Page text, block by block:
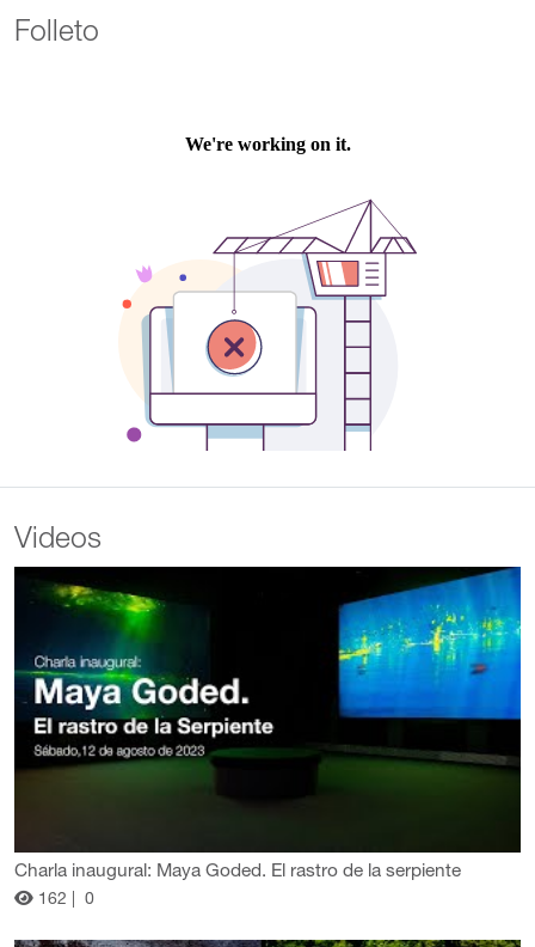
Folleto
Videos
Charla inaugural: Maya Goded. El rastro de la serpiente
162 | 0